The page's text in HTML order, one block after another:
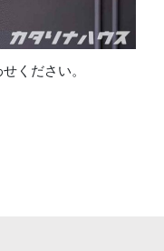
ください。